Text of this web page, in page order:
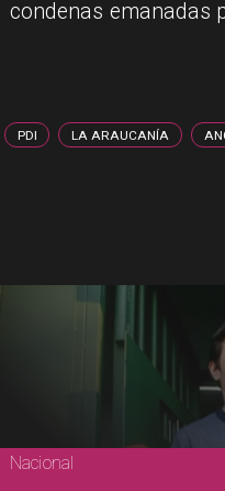
condenas emanadas
PDI LA ARAUCANÍA
Nacional